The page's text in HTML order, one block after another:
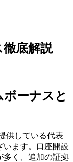
底解説
ーナスと
供している代表
います。口座開設
多く、追加の証拠